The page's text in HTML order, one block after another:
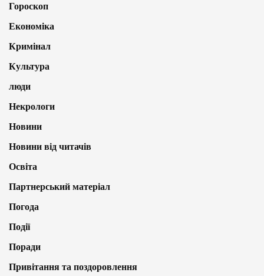
Гороскоп
Економіка
Кримінал
Культура
люди
Некрологи
Новини
Новини від читачів
Освіта
Партнерський матеріал
Погода
Події
Поради
Привітання та поздоровлення